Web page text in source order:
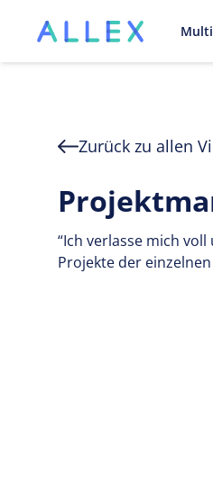
Zurück zu allen
“Ich verlasse mich
Projekte der